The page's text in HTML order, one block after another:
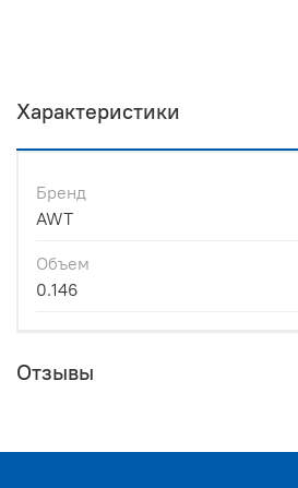
Характеристики
Бренд
AWT
Объем
0.146
Отзывы